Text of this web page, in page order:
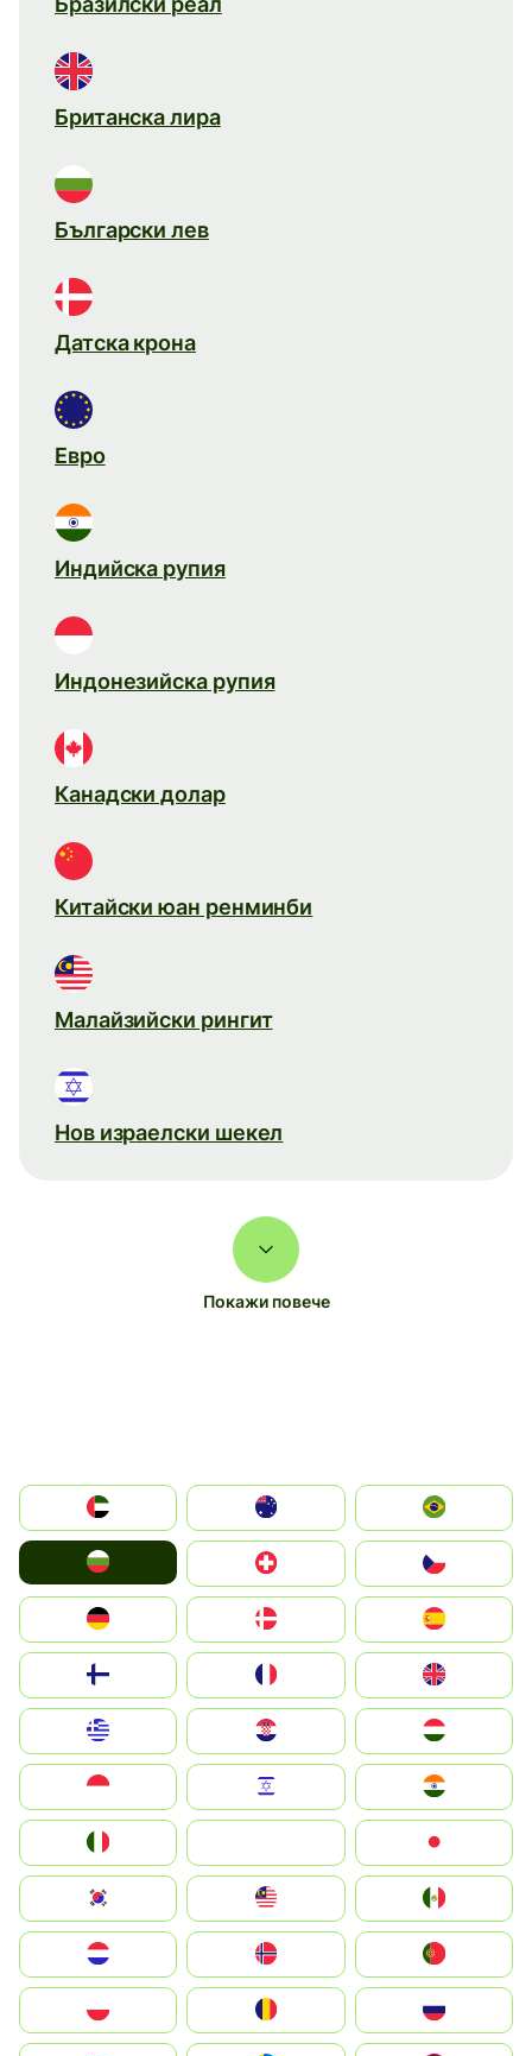
Британска лира
Български лев
Датска крона
Евро
Индийска рупия
Индонезийска рупия
Канадски долар
Китайски юан ренминби
Малайзийски рингит
Нов израелски шекел
Покажи повече
الإمارات العربية المتحدة
Switzerland
Deutschland
United Kingdom
Magyarország
South Korea